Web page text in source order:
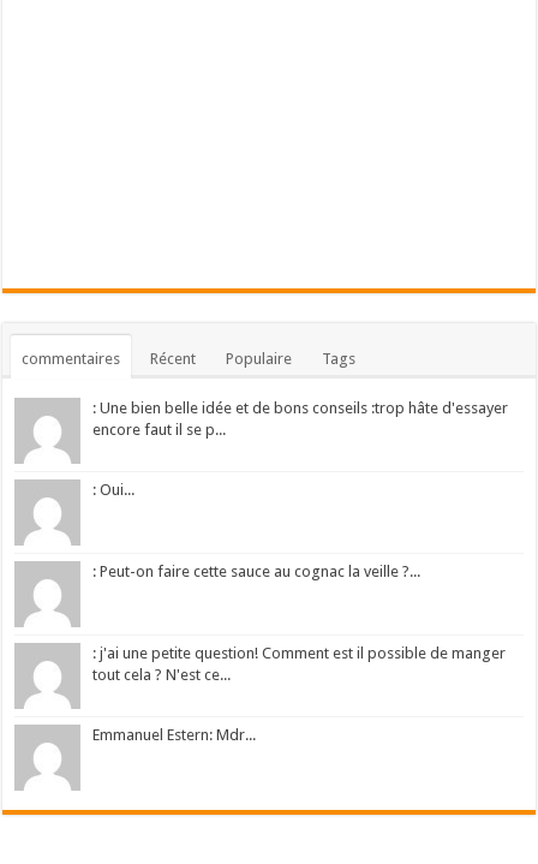
commentaires Récent Populaire Tags
: Une bien belle idée et de bons conseils :trop hâte d'essayer
encore faut il se p...
: Oui...
: Peut-on faire cette sauce au cognac la veille ?...
: j'ai une petite question! Comment est il possible de manger
tout cela ? N'est ce...
Emmanuel Estern: Mdr...